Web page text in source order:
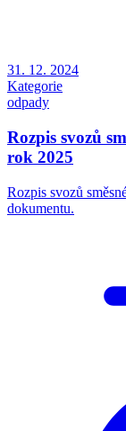
31. 12. 2024
Kategorie
odpady
Rozpis svozů
rok 2025
Rozpis svozů
dokumentu.